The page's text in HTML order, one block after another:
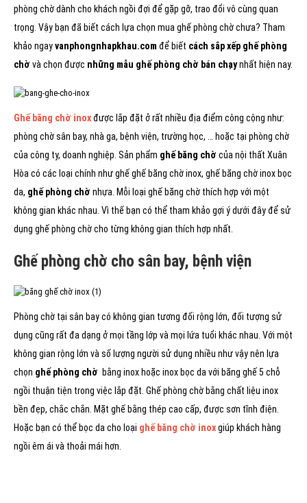
phòng chờ dành cho khách ngồi đợi để gặp gỡ, trao đổi vô cùng quan
trọng. Vậy bạn đã biết cách lựa chọn mua ghế phòng chờ chưa? Tham
khảo ngayvanphongnhapkhau.com để biết cách sắp xếp ghế phòng
chờ và chọn được những mẫu ghế phòng chờ bán chạynhất hiện nay.
Ghế băng chờ inoxđược lắp đặt ở rất nhiều địa điểm công cộng như:
phòng chờ sân bay, nhà ga, bệnh viện, trường học, … hoặc tại phòng chờ
của công ty, doanh nghiệp. Sản phẩm ghế băng chờ của nội thất Xuân
Hòa có các loại chính như ghế ghế băng chờ inox, ghế băng chờ inox bọc
da, ghế phòng chờ nhựa. Mỗi loại ghế băng chờ thích hợp với một
không gian khác nhau. Vì thế bạn có thể tham khảo gợi ý dưới đây để sử
dụng ghế phòng chờ cho từng không gian thích hợp nhất.
Ghế phòng chờ cho sân bay, bệnh viện
Phòng chờ tại sân bay có không gian tương đối rộng lớn, đối tượng sử
dụng cũng rất đa dạng ở mọi tầng lớp và mọi lứa tuổi khác nhau. Với một
không gian rộng lớn và số lượng người sử dụng nhiều như vậy nên lựa
chọn ghế phòng chờ bằng inox hoặc inox bọc da với băng ghế 5 chỗ
ngồi thuận tiện trong việc lắp đặt. Ghế phòng chờ bằng chất liệu inox
bền đẹp, chắc chắn. Mặt ghế bằng thép cao cấp, được sơn tĩnh điện.
Hoặc bạn có thể bọc da cho loại ghế băng chờ inoxgiúp khách hàng
ngồi êm ái và thoải mái hơn.